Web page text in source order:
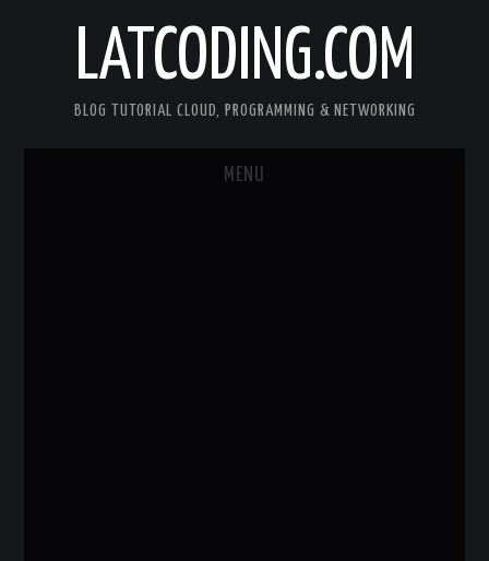
LATCODING.COM
BLOG TUTORIAL CLOUD, PROGRAMMING & NETWORKING
MENU